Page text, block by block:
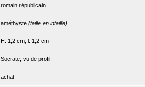
romain républicain
améthyste (taille en intaille)
H. 1,2 cm, l. 1,2 cm
Socrate, vu de profil.
achat